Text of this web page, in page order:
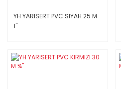
YH YARISERT PVC SIYAH 25 M
1''